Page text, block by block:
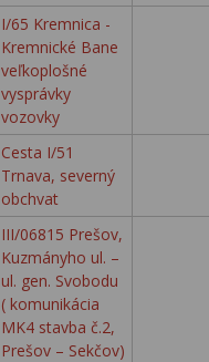
I/65 Kremnica -
Kremnické Bane
veľkoplošné
vysprávky
vozovky
Cesta I/51
Trnava, severný
obchvat
III/06815 Prešov,
Kuzmányho ul. –
ul. gen. Svobodu
( komunikácia
MK4 stavba č.2,
Prešov – Sekčov)